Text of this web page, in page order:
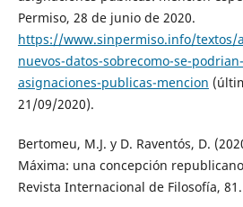
Permiso, 28 de junio de 2020.
https://www.sinpermiso.info/textos/
nuevos-datos-sobrecomo-se-
asignaciones-publicas-mencion
21/09/2020).
Bertomeu, M.J. y D. Raventós, D.
Máxima: una concepción
Revista Internacional de Filosofía,